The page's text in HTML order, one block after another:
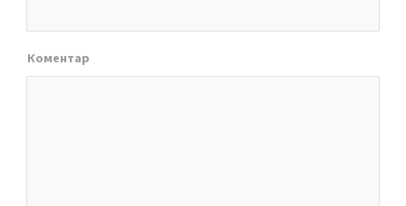
Коментар